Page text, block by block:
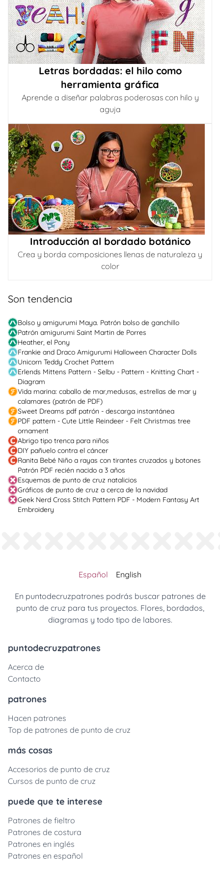
Letras bordadas: el hilo como
herramienta gráfica
Aprende a diseñar palabras poderosas con hilo y
aguja
Introducción al bordado botánico
Crea y borda composiciones llenas de naturaleza y
color
Son tendencia
Bolso y amigurumi Maya. Patrón bolso de ganchillo
Patrón amigurumi Saint Martin de Porres
Heather, el Pony
Frankie and Draco Amigurumi Halloween Character Dolls
Unicorn Teddy Crochet Pattern
Erlends Mittens Pattern - Selbu - Pattern - Knitting Chart -
Diagram
Vida marina: caballo de mar,medusas, estrellas de mar y
calamares (patrón de PDF)
Sweet Dreams pdf patrón - descarga instantánea
PDF pattern - Cute Little Reindeer - Felt Christmas tree
ornament
Abrigo tipo trenca para niños
DIY pañuelo contra el cáncer
Ranita Bebé Niño a rayas con tirantes cruzados y botones
Patrón PDF recién nacido a 3 años
Esquemas de punto de cruz natalicios
Gráficos de punto de cruz a cerca de la navidad
Geek Nerd Cross Stitch Pattern PDF - Modern Fantasy Art
Embroidery
Español English
En puntodecruzpatrones podrás buscar patrones de
punto de cruz para tus proyectos. Flores, bordados,
diagramas y todo tipo de labores.
puntodecruzpatrones
Acerca de
Contacto
patrones
Hacen patrones
Top de patrones de punto de cruz
más cosas
Accesorios de punto de cruz
Cursos de punto de cruz
puede que te interese
Patrones de fieltro
Patrones de costura
Patrones en inglés
Patrones en español